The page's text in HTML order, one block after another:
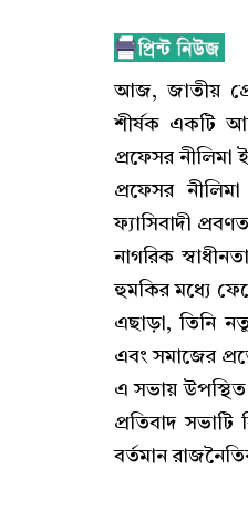
আজ, জাতীয়
শীর্ষক একটি
প্রফেসর নীলিমা
প্রফেসর
ফ্যাসিবাদী
নাগরিক
হুমকির মধ্যে
এছাড়া, তিনি
এবং সমাজের
এ সভায় উপস্থিত
প্রতিবাদ
বর্তমান